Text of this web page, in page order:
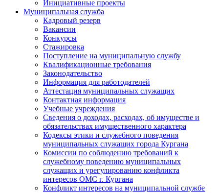
Инициативные проекты
Муниципальная служба
Кадровый резерв
Вакансии
Конкурсы
Стажировка
Поступление на муниципальную службу
Квалификационные требования
Законодательство
Информация для работодателей
Аттестация муниципальных служащих
Контактная информация
Учебные учреждения
Сведения о доходах, расходах, об имуществе и
обязательствах имущественного характера
Кодексы этики и служебного поведения
муниципальных служащих города Кургана
Комиссии по соблюдению требований к
служебному поведению муниципальных
служащих и урегулированию конфликта
интересов ОМС г. Кургана
Конфликт интересов на муниципальной службе